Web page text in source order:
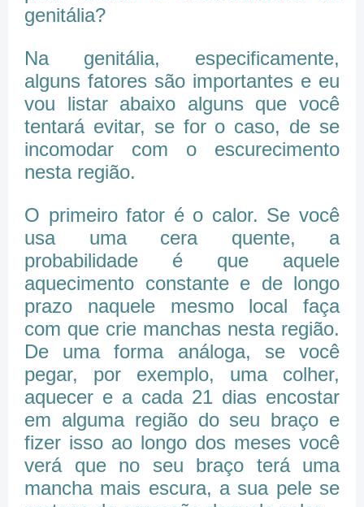
genitália?
Na genitália, especificamente,
alguns fatores são importantes e eu
vou listar abaixo alguns que você
tentará evitar, se for o caso, de se
incomodar com o escurecimento
nesta região.
O primeiro fator é o calor. Se você
usa uma cera quente, a
probabilidade é que aquele
aquecimento constante e de longo
prazo naquele mesmo local faça
com que crie manchas nesta região.
De uma forma análoga, se você
pegar, por exemplo, uma colher,
aquecer e a cada 21 dias encostar
em alguma região do seu braço e
fizer isso ao longo dos meses você
verá que no seu braço terá uma
mancha mais escura, a sua pele se